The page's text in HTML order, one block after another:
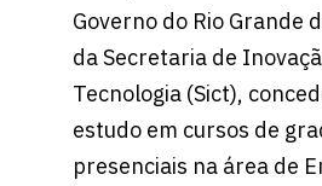
Governo do Rio Grande
da Secretaria de
Tecnologia (Sict),
estudo em cursos de
presenciais na área de